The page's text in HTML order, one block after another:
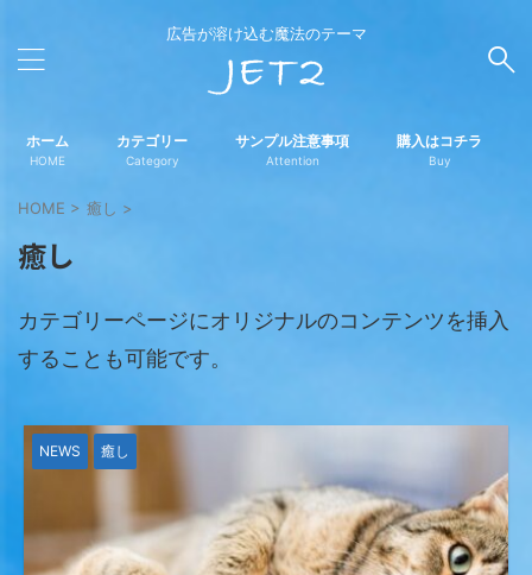
広告が溶け込む魔法のテーマ
ホーム
HOME
カテゴリー
Category
サンプル注意事項
Attention
購入はコチラ
Buy
HOME > 癒し >
癒し
カテゴリーページにオリジナルのコンテンツを挿入
することも可能です。
NEWS 癒し